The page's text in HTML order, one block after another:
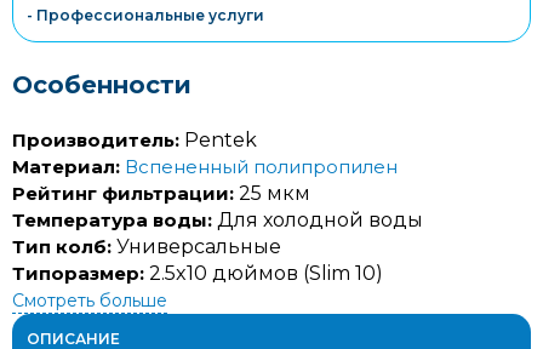
- Профессиональные услуги
Особенности
Производитель: Pentek
Материал: Вспененный полипропилен
Рейтинг фильтрации: 25 мкм
Температура воды: Для холодной воды
Тип колб: Универсальные
Типоразмер: 2.5x10 дюймов (Slim 10)
Смотреть больше
ОПИСАНИЕ